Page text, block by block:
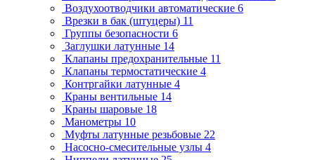
Воздухоотводчики автоматические 6
Врезки в бак (штуцеры) 11
Группы безопасности 6
Заглушки латунные 14
Клапаны предохранительные 11
Клапаны термостатические 4
Контргайки латунные 4
Краны вентильные 14
Краны шаровые 18
Манометры 10
Муфты латунные резьбовые 22
Насосно-смесительные узлы 4